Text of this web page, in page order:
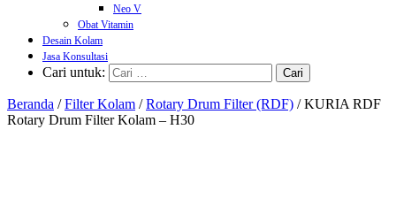
Neo V
Obat Vitamin
Desain Kolam
Jasa Konsultasi
Cari untuk:
Beranda /Filter Kolam /Rotary Drum Filter (RDF) / KURIA RDF
Rotary Drum Filter Kolam – H30